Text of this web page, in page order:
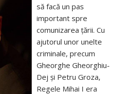
să facă un pas
important spre
comunizarea ţării. Cu
ajutorul unor unelte
criminale, precum
Gheorghe Gheorghiu-
Dej şi Petru Groza,
Regele Mihai I era